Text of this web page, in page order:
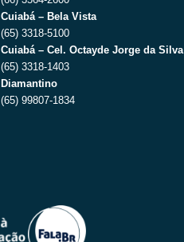
Cuiabá – Bela Vista
(65) 3318-5100
Cuiabá – Cel. Octayde Jorge da Silva
(65) 3318-1403
Diamantino
(65) 99807-1834